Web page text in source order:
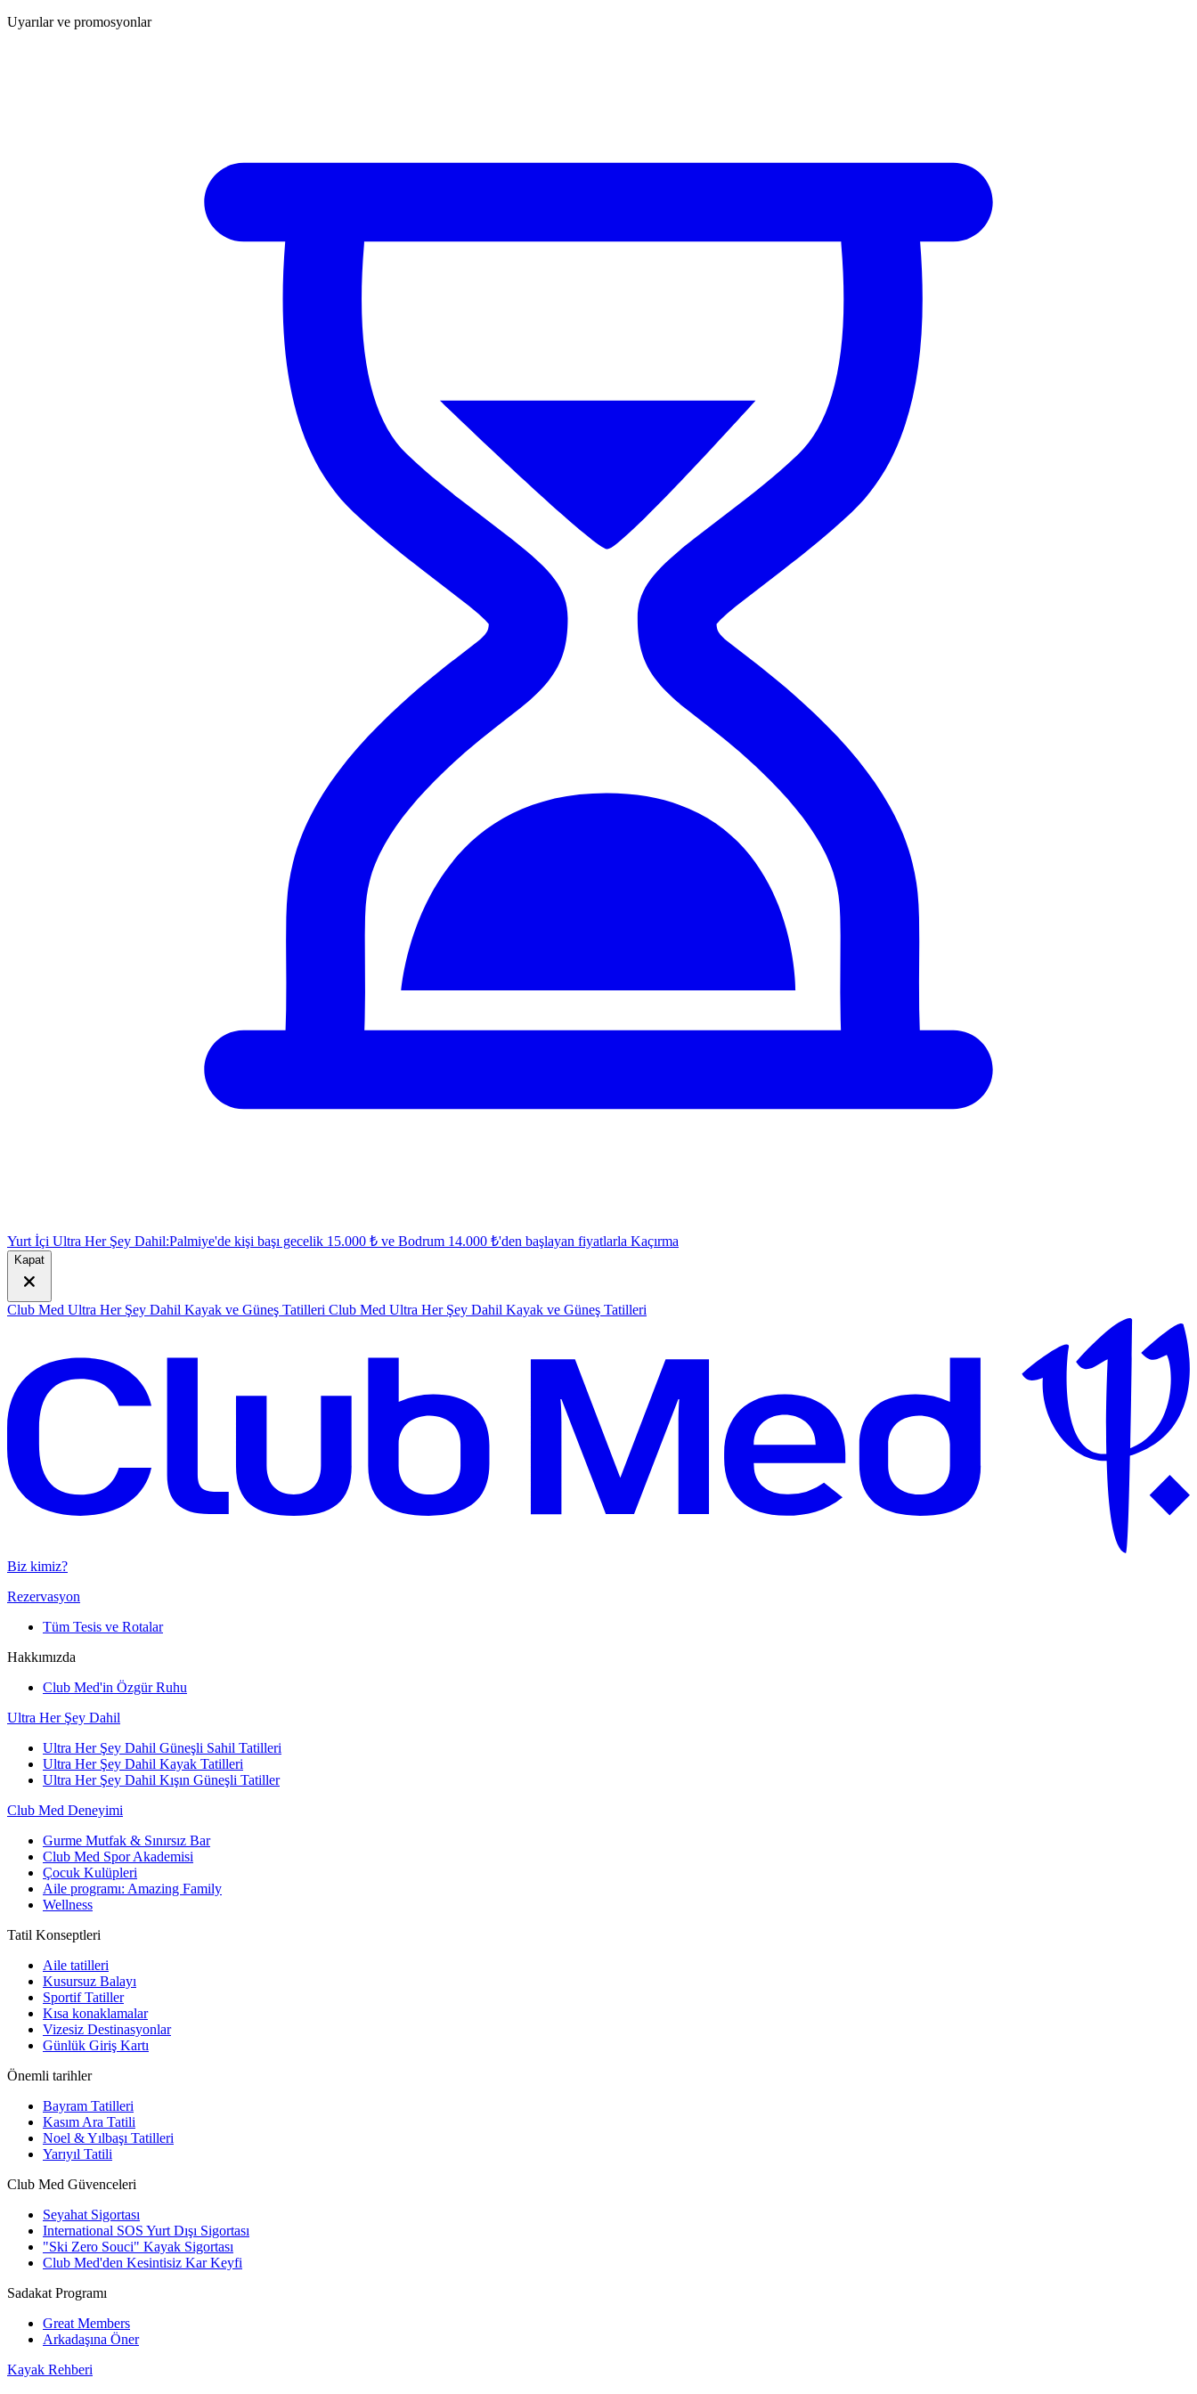
Uyarılar ve promosyonlar
Yurt İçi Ultra Her Şey Dahil:Palmiye'de kişi başı gecelik 15.000 ₺ ve Bodrum 14.000 ₺'den başlayan fiyatlarla Kaçırma
Kapat
Club Med Ultra Her Şey Dahil Kayak ve Güneş Tatilleri Club Med Ultra Her Şey Dahil Kayak ve Güneş Tatilleri
Biz kimiz?
Rezervasyon
Tüm Tesis ve Rotalar
Hakkımızda
Club Med'in Özgür Ruhu
Ultra Her Şey Dahil
Ultra Her Şey Dahil Güneşli Sahil Tatilleri
Ultra Her Şey Dahil Kayak Tatilleri
Ultra Her Şey Dahil Kışın Güneşli Tatiller
Club Med Deneyimi
Gurme Mutfak & Sınırsız Bar
Club Med Spor Akademisi
Çocuk Kulüpleri
Aile programı: Amazing Family
Wellness
Tatil Konseptleri
Aile tatilleri
Kusursuz Balayı
Sportif Tatiller
Kısa konaklamalar
Vizesiz Destinasyonlar
Günlük Giriş Kartı
Önemli tarihler
Bayram Tatilleri
Kasım Ara Tatili
Noel & Yılbaşı Tatilleri
Yarıyıl Tatili
Club Med Güvenceleri
Seyahat Sigortası
International SOS Yurt Dışı Sigortası
"Ski Zero Souci" Kayak Sigortası
Club Med'den Kesintisiz Kar Keyfi
Sadakat Programı
Great Members
Arkadaşına Öner
Kayak Rehberi